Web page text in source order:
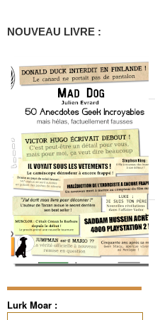
NOUVEAU LIVRE :
Lurk Moar :